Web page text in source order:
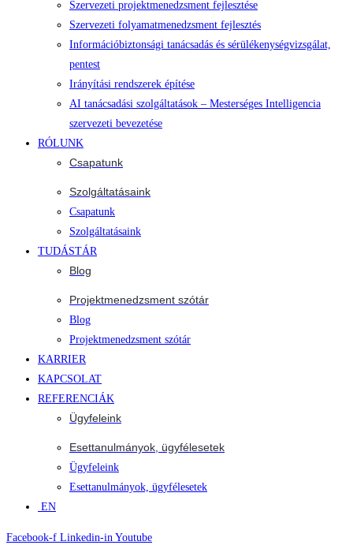
Szervezeti projektmenedzsment fejlesztése
Szervezeti folyamatmenedzsment fejlesztés
Információbiztonsági tanácsadás és sérülékenységvizsgálat,
pentest
Irányítási rendszerek építése
AI tanácsadási szolgáltatások – Mesterséges Intelligencia
szervezeti bevezetése
RÓLUNK
Csapatunk
Szolgáltatásaink
Csapatunk
Szolgáltatásaink
TUDÁSTÁR
Blog
Projektmenedzsment szótár
Blog
Projektmenedzsment szótár
KARRIER
KAPCSOLAT
REFERENCIÁK
Ügyfeleink
Esettanulmányok, ügyfélesetek
Ügyfeleink
Esettanulmányok, ügyfélesetek
EN
Facebook-f Linkedin-in Youtube